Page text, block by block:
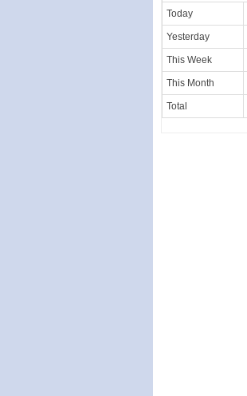
Today
Yesterday
This Week
This Month
Total